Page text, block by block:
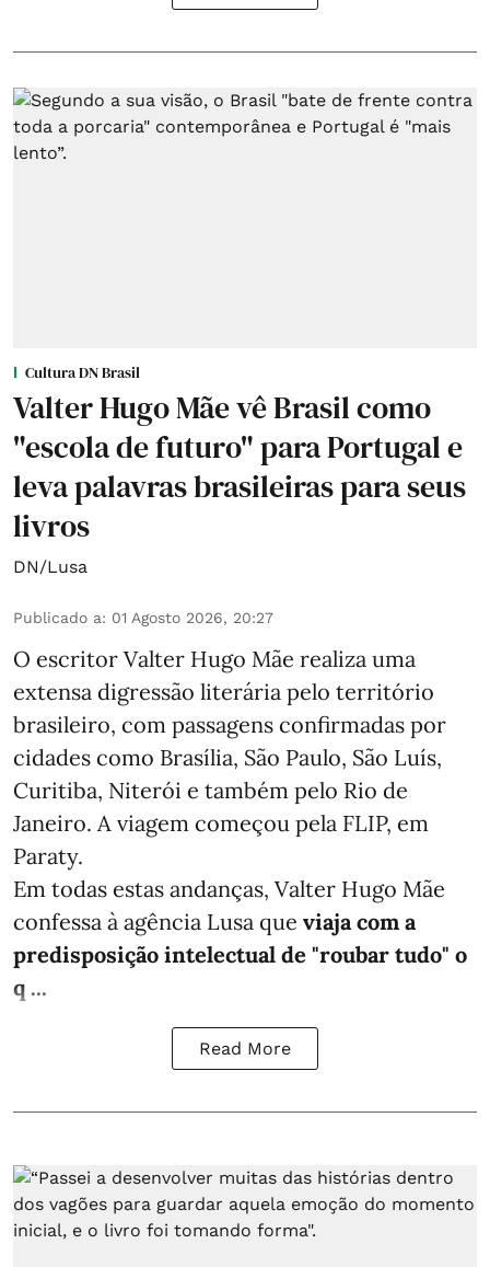
Cultura DN Brasil
Valter Hugo Mãe vê Brasil como
"escola de futuro" para Portugal e
leva palavras brasileiras para seus
livros
DN/Lusa
Publicado a: 01 Agosto 2026, 20:27
O escritor Valter Hugo Mãe realiza uma
extensa digressão literária pelo território
brasileiro, com passagens confirmadas por
cidades como Brasília, São Paulo, São Luís,
Curitiba, Niterói e também pelo Rio de
Janeiro. A viagem começou pela FLIP, em
Paraty.
Em todas estas andanças, Valter Hugo Mãe
confessa à agência Lusa que viaja com a
predisposição intelectual de "roubar tudo" o
q ...
Read More